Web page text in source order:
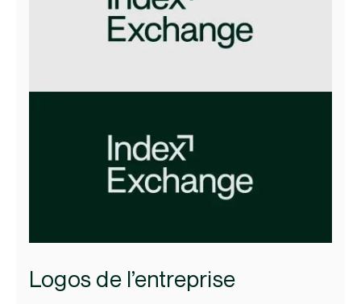
Logos de l’entreprise